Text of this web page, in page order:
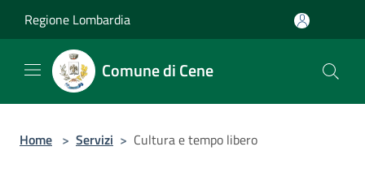
Regione Lombardia
Comune di Cene
Home > Servizi > Cultura e tempo libero